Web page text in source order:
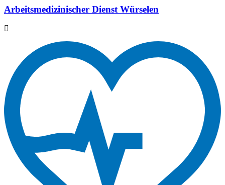
Arbeitsmedizinischer Dienst Würselen